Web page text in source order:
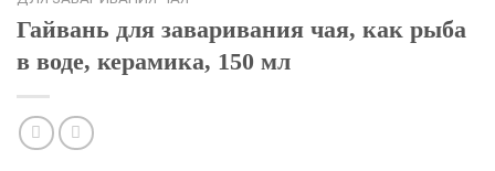
Гайвань для заваривания чая, как рыба
в воде, керамика, 150 мл